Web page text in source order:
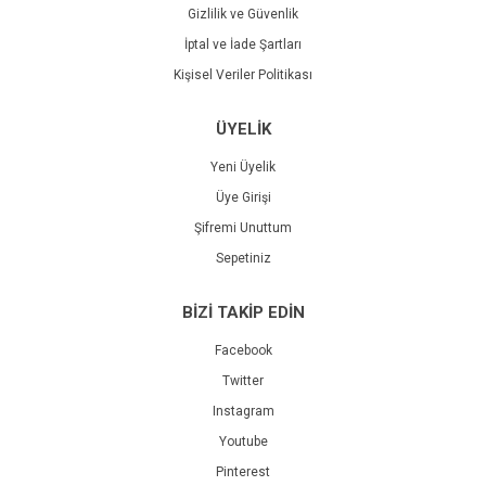
Gizlilik ve Güvenlik
İptal ve İade Şartları
Kişisel Veriler Politikası
ÜYELİK
Yeni Üyelik
Üye Girişi
Şifremi Unuttum
Sepetiniz
BİZİ TAKİP EDİN
Facebook
Twitter
Instagram
Youtube
Pinterest